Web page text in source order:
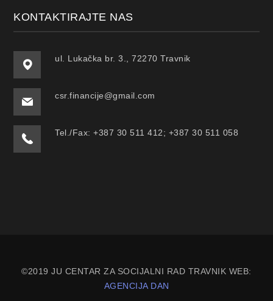
KONTAKTIRAJTE NAS
ul. Lukačka br. 3., 72270 Travnik
csr.financije@gmail.com
Tel./Fax: +387 30 511 412; +387 30 511 058
©2019 JU CENTAR ZA SOCIJALNI RAD TRAVNIK WEB:
AGENCIJA DAN